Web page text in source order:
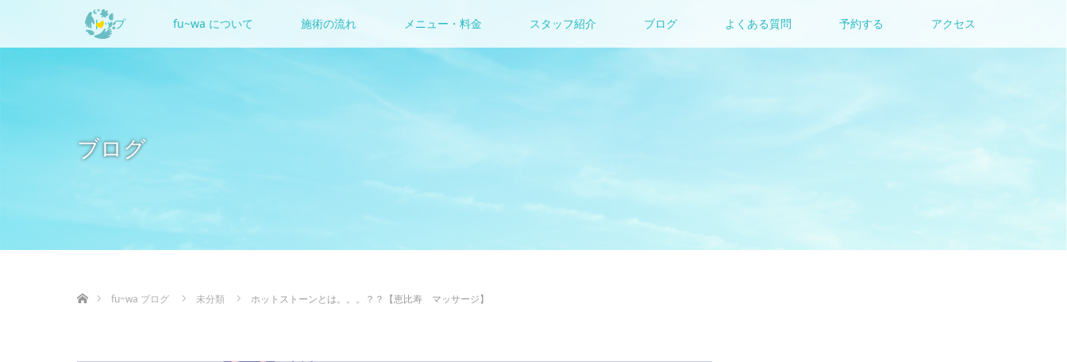
トップ fu~wa について 施術の流れ メニュー・料金 スタッフ紹介 ブログ よくある質問 予約する アクセス
ブログ
fu~wa ブログ
未分類 ホットストーンとは。。。？？【恵比寿 マッサージ】